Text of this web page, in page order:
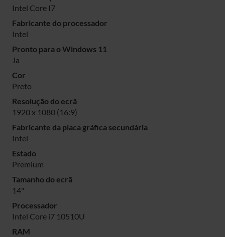
Intel Core I7
Fabricante do processador
Intel
Pronto para o Windows 11
Ja
Cor
Preto
Resolução do ecrã
1920 x 1080 (16:9)
Fabricante da placa gráfica secundária
Intel
Estado
Premium
Tamanho do ecrã
14"
Processador
Intel Core i7 10510U
RAM